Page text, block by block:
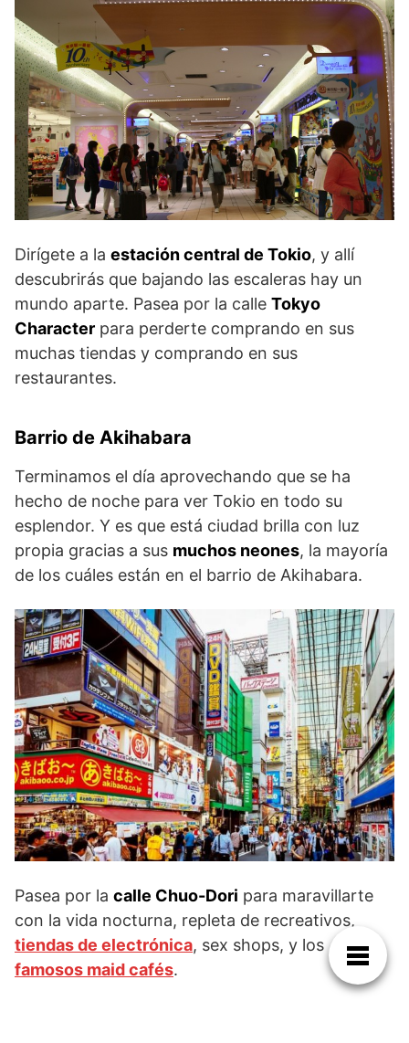
Dirígete a la estación central de Tokio, y allí
descubrirás que bajando las escaleras hay un
mundo aparte. Pasea por la calle Tokyo
Character para perderte comprando en sus
muchas tiendas y comprando en sus
restaurantes.
Barrio de Akihabara
Terminamos el día aprovechando que se ha
hecho de noche para ver Tokio en todo su
esplendor. Y es que está ciudad brilla con luz
propia gracias a sus muchos neones, la mayoría
de los cuáles están en el barrio de Akihabara.
Pasea por la calle Chuo-Dori para maravillarte
con la vida nocturna, repleta de recreativos,
tiendas de electrónica, sex shops, y los
famosos maid cafés.